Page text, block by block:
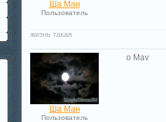
Ша Ман
Пользователь
жизнь такая
Ша Ман
Пользователь
о Mav